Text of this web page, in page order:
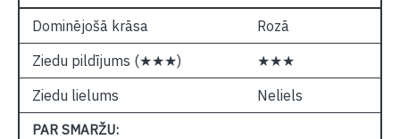
Dominējošā krāsa
Rozā
Ziedu pildījums (★★★)
★★★
Ziedu lielums
Neliels
PAR SMARŽU: